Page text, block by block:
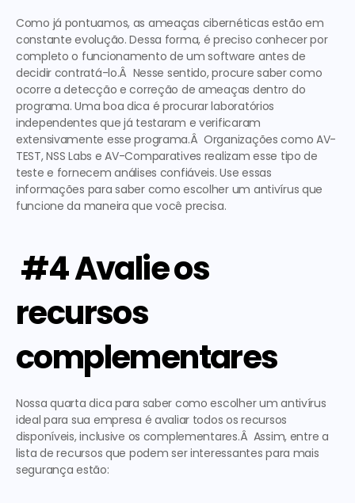
Como já pontuamos, as ameaças cibernéticas estão em
constante evolução. Dessa forma, é preciso conhecer por
completo o funcionamento de um software antes de
decidir contratá-lo.Â  Nesse sentido, procure saber como
ocorre a detecção e correção de ameaças dentro do
programa. Uma boa dica é procurar laboratórios
independentes que já testaram e verificaram
extensivamente esse programa.Â  Organizações como AV-
TEST, NSS Labs e AV-Comparatives realizam esse tipo de
teste e fornecem análises confiáveis. Use essas
informações para saber como escolher um antivírus que
funcione da maneira que você precisa.
recursos
complementares
Nossa quarta dica para saber como escolher um antivírus
ideal para sua empresa é avaliar todos os recursos
disponíveis, inclusive os complementares.Â  Assim, entre a
lista de recursos que podem ser interessantes para mais
segurança estão: